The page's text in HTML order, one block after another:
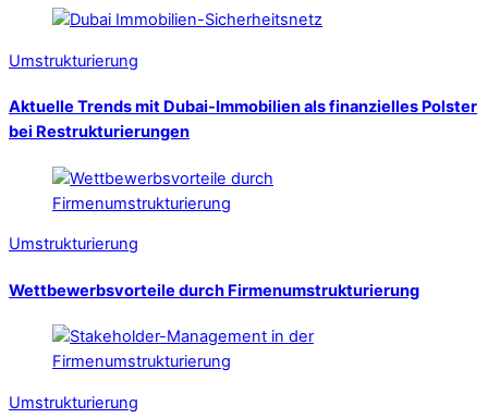
Umstrukturierung
Aktuelle Trends mit Dubai-Immobilien als finanzielles Polster
bei Restrukturierungen
Umstrukturierung
Wettbewerbsvorteile durch Firmenumstrukturierung
Umstrukturierung